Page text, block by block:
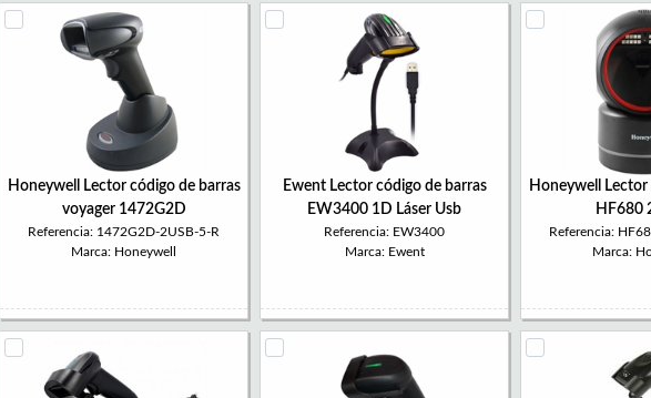
Honeywell Lector código de barras
voyager 1472G2D
Referencia: 1472G2D-2USB-5-R
Marca: Honeywell
Ewent Lector código de barras
EW3400 1D Láser Usb
Referencia: EW3400
Marca: Ewent
Honeywell Lector
HF680
Referencia:
Marca: